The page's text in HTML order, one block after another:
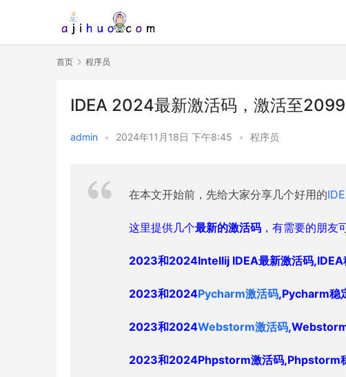
首页 程序员
IDEA 2024最新激活码，激活至
admin • 2024年11月18日 下午8:45 • 程序员
在本文开始前，先给大家分享几个好用的
这里提供几个最新的激活码 ，有需要的朋友
2023和2024Intellij IDEA最新激活码,IDEA
2023和2024Pycharm激活码,Pycharm稳
2023和2024Webstorm激活码
2023和2024Phpstorm激活码,Phpstorm